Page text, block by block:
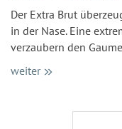
Der Extra Brut
in der Nase. Eine
verzaubern den
weiter